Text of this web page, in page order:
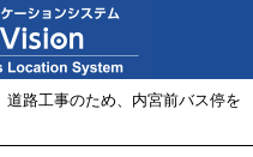
道路工事のため、内宮前バス停を